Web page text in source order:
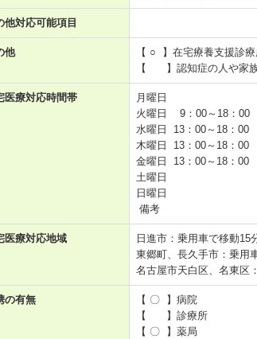
他対応可能項目
他
【 ○ 】在宅療養支援診
【 】認知症の人や家
医療対応時間帯
月曜日
火曜日 9：00～18：00
水曜日 13：00～18：00
木曜日 13：00～18：00
金曜日 13：00～18：00
土曜日
日曜日
備考
医療対応地域
日進市：乗用車で移動15
東郷町、長久手市：乗用
名古屋市天白区、名東区
の有無
【 〇 】病院
【 】診療所
【 〇 】薬局